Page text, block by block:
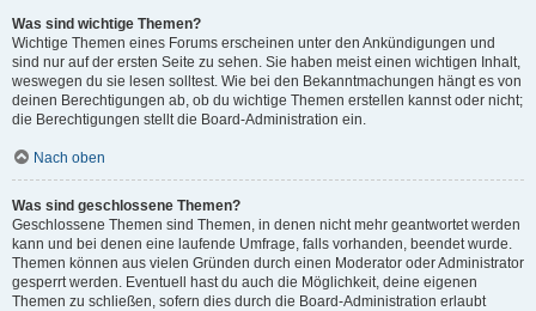
Was sind wichtige Themen?
Wichtige Themen eines Forums erscheinen unter den Ankündigungen und
sind nur auf der ersten Seite zu sehen. Sie haben meist einen wichtigen Inhalt,
weswegen du sie lesen solltest. Wie bei den Bekanntmachungen hängt es von
deinen Berechtigungen ab, ob du wichtige Themen erstellen kannst oder nicht;
die Berechtigungen stellt die Board-Administration ein.
Nach oben
Was sind geschlossene Themen?
Geschlossene Themen sind Themen, in denen nicht mehr geantwortet werden
kann und bei denen eine laufende Umfrage, falls vorhanden, beendet wurde.
Themen können aus vielen Gründen durch einen Moderator oder Administrator
gesperrt werden. Eventuell hast du auch die Möglichkeit, deine eigenen
Themen zu schließen, sofern dies durch die Board-Administration erlaubt